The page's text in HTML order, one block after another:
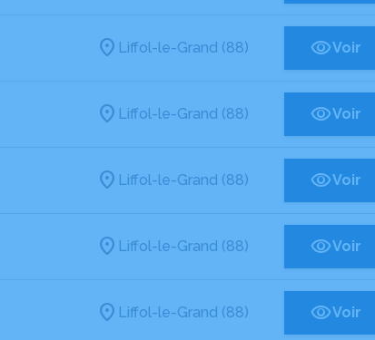
Liffol-le-Grand (88) Voir
Liffol-le-Grand (88) Voir
Liffol-le-Grand (88) Voir
Liffol-le-Grand (88) Voir
Liffol-le-Grand (88) Voir